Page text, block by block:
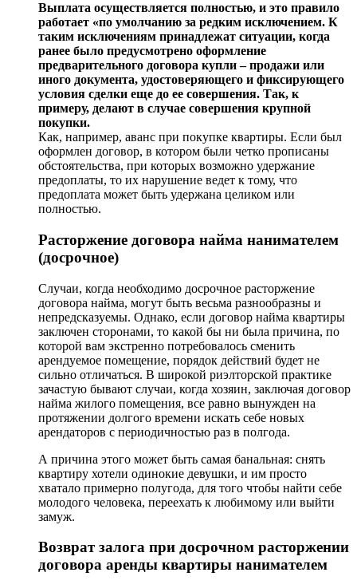
Выплата осуществляется полностью, и это правило
работает «по умолчанию за редким исключением. К
таким исключениям принадлежат ситуации, когда
ранее было предусмотрено оформление
предварительного договора купли – продажи или
иного документа, удостоверяющего и фиксирующего
условия сделки еще до ее совершения. Так, к
примеру, делают в случае совершения крупной
покупки.
Как, например, аванс при покупке квартиры. Если был
оформлен договор, в котором были четко прописаны
обстоятельства, при которых возможно удержание
предоплаты, то их нарушение ведет к тому, что
предоплата может быть удержана целиком или
полностью.
Расторжение договора найма нанимателем
(досрочное)
Случаи, когда необходимо досрочное расторжение
договора найма, могут быть весьма разнообразны и
непредсказуемы. Однако, если договор найма квартиры
заключен сторонами, то какой бы ни была причина, по
которой вам экстренно потребовалось сменить
арендуемое помещение, порядок действий будет не
сильно отличаться. В широкой риэлторской практике
зачастую бывают случаи, когда хозяин, заключая договор
найма жилого помещения, все равно вынужден на
протяжении долгого времени искать себе новых
арендаторов с периодичностью раз в полгода.
А причина этого может быть самая банальная: снять
квартиру хотели одинокие девушки, и им просто
хватало примерно полугода, для того чтобы найти себе
молодого человека, переехать к любимому или выйти
замуж.
Возврат залога при досрочном расторжении
договора аренды квартиры нанимателем